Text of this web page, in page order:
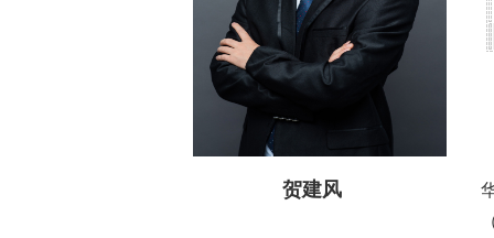
贺建风